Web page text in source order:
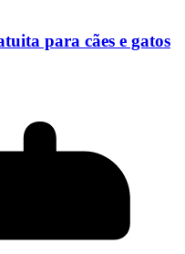
para cães e gatos